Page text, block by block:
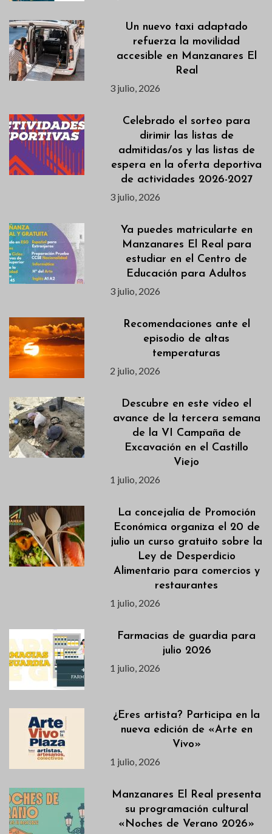
Un nuevo taxi adaptado
refuerza la movilidad
accesible en Manzanares El
Real
3 julio, 2026
Celebrado el sorteo para
dirimir las listas de
admitidas/os y las listas de
espera en la oferta deportiva
de actividades 2026-2027
3 julio, 2026
Ya puedes matricularte en
Manzanares El Real para
estudiar en el Centro de
Educación para Adultos
3 julio, 2026
Recomendaciones ante el
episodio de altas
temperaturas
2 julio, 2026
Descubre en este vídeo el
avance de la tercera semana
de la VI Campaña de
Excavación en el Castillo
Viejo
1 julio, 2026
La concejalía de Promoción
Económica organiza el 20 de
julio un curso gratuito sobre la
Ley de Desperdicio
Alimentario para comercios y
restaurantes
1 julio, 2026
Farmacias de guardia para
julio 2026
1 julio, 2026
¿Eres artista? Participa en la
nueva edición de «Arte en
Vivo»
1 julio, 2026
Manzanares El Real presenta
su programación cultural
«Noches de Verano 2026»